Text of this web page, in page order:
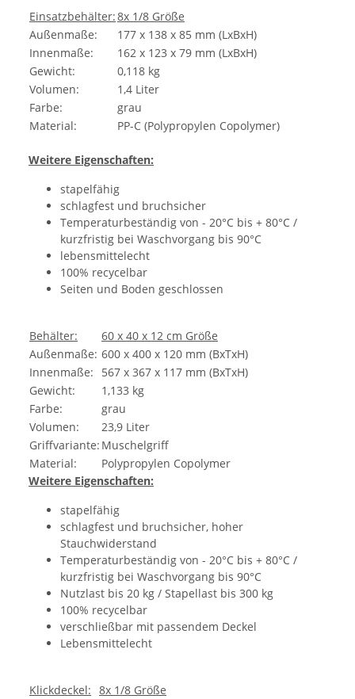
Einsatzbehälter:8x 1/8 Größe
Außenmaße:
177 x 138 x 85 mm (LxBxH)
Innenmaße:
162 x 123 x 79 mm (LxBxH)
Gewicht:
0,118 kg
Volumen:
1,4 Liter
Farbe:
grau
Material:
PP-C (Polypropylen Copolymer)
Weitere Eigenschaften:
stapelfähig
schlagfest und bruchsicher
Temperaturbeständig von - 20°C bis + 80°C /
kurzfristig bei Waschvorgang bis 90°C
lebensmittelecht
100% recycelbar
Seiten und Boden geschlossen
Behälter:
60 x 40 x 12 cm Größe
Außenmaße: 600 x 400 x 120 mm (BxTxH)
Innenmaße:
567 x 367 x 117 mm (BxTxH)
Gewicht:
1,133 kg
Farbe:
grau
Volumen:
23,9 Liter
Griffvariante: Muschelgriff
Material:
Polypropylen Copolymer
Weitere Eigenschaften:
stapelfähig
schlagfest und bruchsicher, hoher
Stauchwiderstand
Temperaturbeständig von - 20°C bis + 80°C /
kurzfristig bei Waschvorgang bis 90°C
Nutzlast bis 20 kg / Stapellast bis 300 kg
100% recycelbar
verschließbar mit passendem Deckel
Lebensmittelecht
Klickdeckel: 8x 1/8 Größe